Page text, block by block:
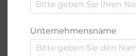
Unternehmensname